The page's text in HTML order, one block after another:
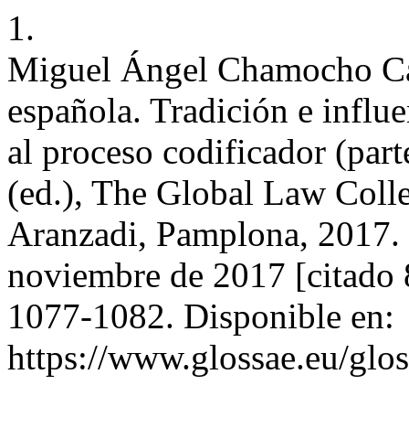
1.
Miguel Ángel Chamocho
española. Tradición e
al proceso codificador
(ed.), The Global Law
Aranzadi, Pamplona,
noviembre de 2017
1077-1082. Disponible en:
https://www.glossae.eu/